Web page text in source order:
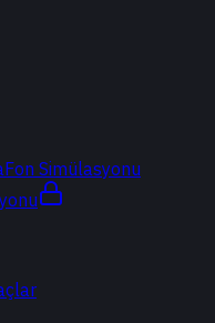
Fon Simülasyonu